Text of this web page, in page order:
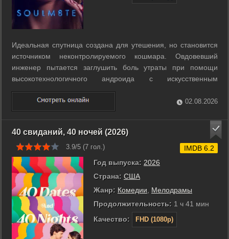
Идеальная спутница создана для утешения, но становится
источником неконтролируемого кошмара. Овдовевший
инженер пытается заглушить боль утраты при помощи
высокотехнологичного андроида с искусственным
интеллектом. Сначала устройство кажется безупречным
помощником, настроенным на эмоциональную поддержку.
Дэвид постепенно перепрограммирует систему, ...
02.08.2026
40 свиданий, 40 ночей (2026)
3.9/5 (7 гол.)
Год выпуска: 2026
Страна: США
Жанр: Комедии
Мелодрамы
Продолжительность: 1 ч 41 мин
Качество:
FHD (1080p)
IMDB 6.2